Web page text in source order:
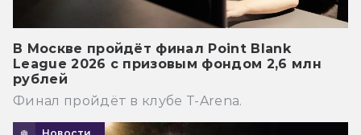
В Москве пройдёт финал Point Blank
League 2026 с призовым фондом 2,6 млн
рублей
Финал пройдёт в клубе T-Arena.